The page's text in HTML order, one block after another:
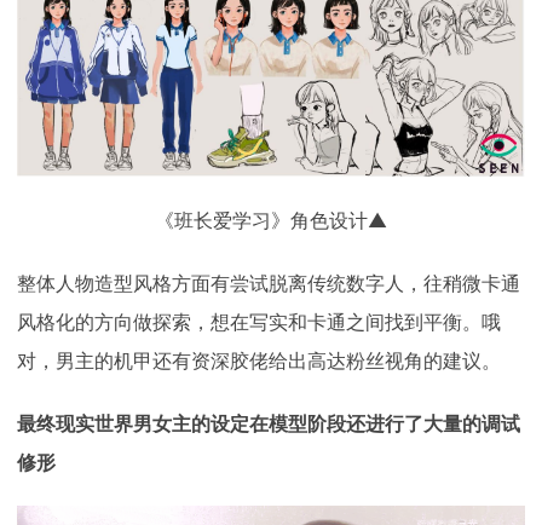
《班长爱学习》角色设计▲
整体人物造型风格方面有尝试脱离传统数字人，往稍微卡通
风格化的方向做探索，想在写实和卡通之间找到平衡。哦
对，男主的机甲还有资深胶佬给出高达粉丝视角的建议。
最终现实世界男女主的设定在模型阶段还进行了大量的调试
修形